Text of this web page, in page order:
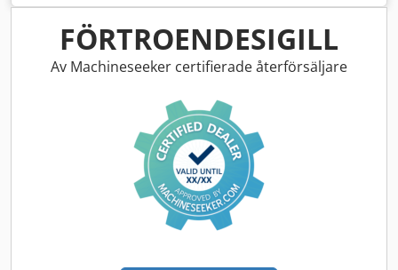
FÖRTROENDESIGILL
Av Machineseeker certifierade återförsäljare